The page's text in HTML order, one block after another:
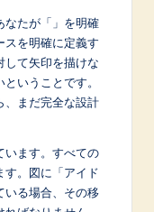
なたが「」を明確
スを明確に定義す
して矢印を描けな
いうことです。
、まだ完全な設計
います。すべての
す。図に「アイド
いる場合、その移